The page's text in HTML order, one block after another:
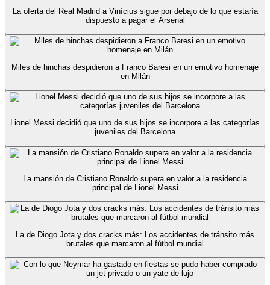
La oferta del Real Madrid a Vinícius sigue por debajo de lo que estaría
dispuesto a pagar el Arsenal
Miles de hinchas despidieron a Franco Baresi en un emotivo homenaje
en Milán
Lionel Messi decidió que uno de sus hijos se incorpore a las categorías
juveniles del Barcelona
La mansión de Cristiano Ronaldo supera en valor a la residencia
principal de Lionel Messi
La de Diogo Jota y dos cracks más: Los accidentes de tránsito más
brutales que marcaron al fútbol mundial